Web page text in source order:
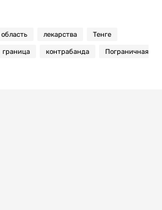
лекарства Тенге
граница контрабанда Пограничная